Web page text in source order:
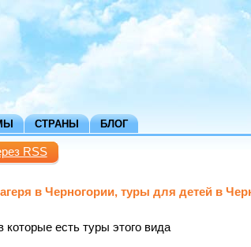
СТРАНЫ БЛОГ
RSS
в Черногории, туры для детей в
которые есть туры этого вида